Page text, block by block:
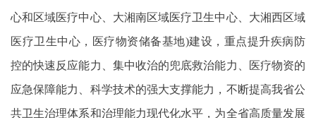
心和区域医疗中心、大湘南区域医疗卫生中心、大湘西区域
医疗卫生中心，医疗物资储备基地)建设，重点提升疾病防
控的快速反应能力、集中收治的兜底救治能力、医疗物资的
应急保障能力、科学技术的强大支撑能力，不断提高我省公
共卫生治理体系和治理能力现代化水平，为全省高质量发展